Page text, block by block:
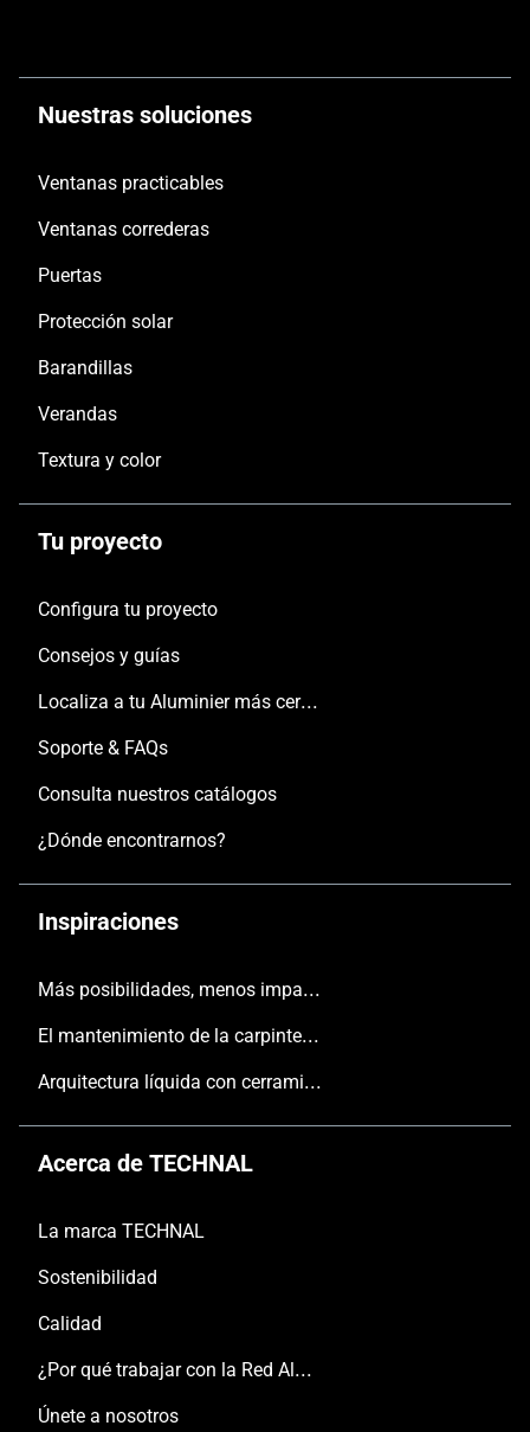
Nuestras soluciones
Ventanas practicables
Ventanas correderas
Puertas
Protección solar
Barandillas
Verandas
Textura y color
Tu proyecto
Configura tu proyecto
Consejos y guías
Localiza a tu Aluminier más cercano
Soporte & FAQs
Consulta nuestros catálogos
¿Dónde encontrarnos?
Inspiraciones
Más posibilidades, menos impacto
El mantenimiento de la carpintería
Arquitectura líquida con cerramientos TECHNAL
Acerca de TECHNAL
La marca TECHNAL
Sostenibilidad
Calidad
¿Por qué trabajar con la Red Aluminier TECHNAL?
Únete a nosotros